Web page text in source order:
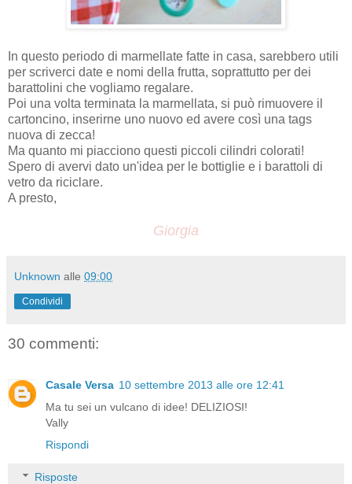
In questo periodo di marmellate fatte in casa, sarebbero utili
per scriverci date e nomi della frutta, soprattutto per dei
barattolini che vogliamo regalare.
Poi una volta terminata la marmellata, si può rimuovere il
cartoncino, inserirne uno nuovo ed avere così una tags
nuova di zecca!
Ma quanto mi piacciono questi piccoli cilindri colorati!
Spero di avervi dato un'idea per le bottiglie e i barattoli di
vetro da riciclare.
A presto,
Giorgia
Unknown alle 09:00
Condividi
30 commenti:
Casale Versa 10 settembre 2013 alle ore 12:41
Ma tu sei un vulcano di idee! DELIZIOSI!
Vally
Rispondi
Risposte